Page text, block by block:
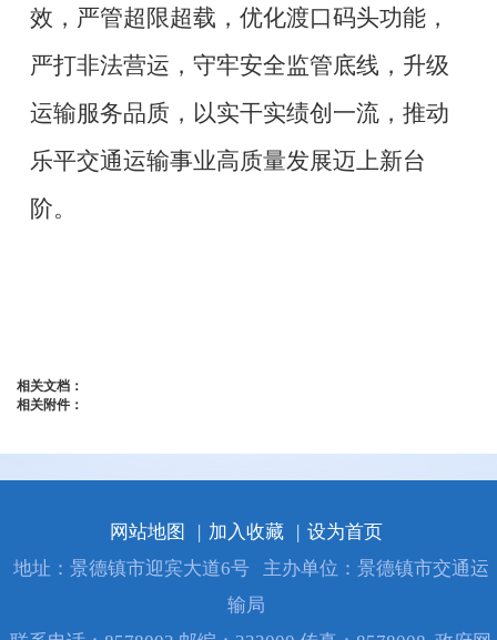
效，严管超限超载，优化渡口码头功能，
严打非法营运，守牢安全监管底线，升级
运输服务品质，以实干实绩创一流，推动
乐平交通运输事业高质量发展迈上新台
阶。
相关文档：
相关附件：
网站地图 | 加入收藏 | 设为首页
地址：景德镇市迎宾大道6号
主办单位：景德镇市交通运
输局